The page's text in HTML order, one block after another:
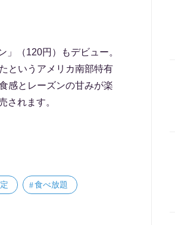
」（120円）もデビュー。
というアメリカ南部特有
感とレーズンの甘みが楽
されます。
食べ放題